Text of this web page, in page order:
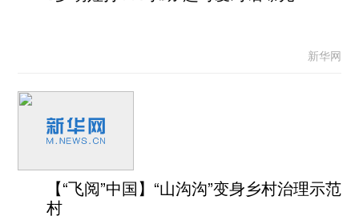
新华网
【“飞阅”中国】“山沟沟”变身乡村治理示范
村